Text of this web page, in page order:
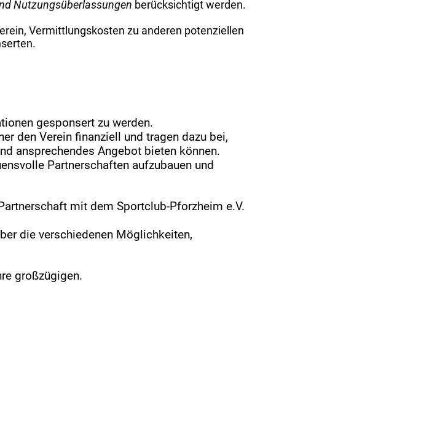
Nutzungsüberlassungen berücksichtigt werden.
Vermittlungskosten zu anderen potenziellen
gesponsert zu werden.
den Verein finanziell und tragen dazu bei,
ansprechendes Angebot bieten können.
Partnerschaften aufzubauen und
mit dem Sportclub-Pforzheim e.V.
die verschiedenen Möglichkeiten,
großzügigen.